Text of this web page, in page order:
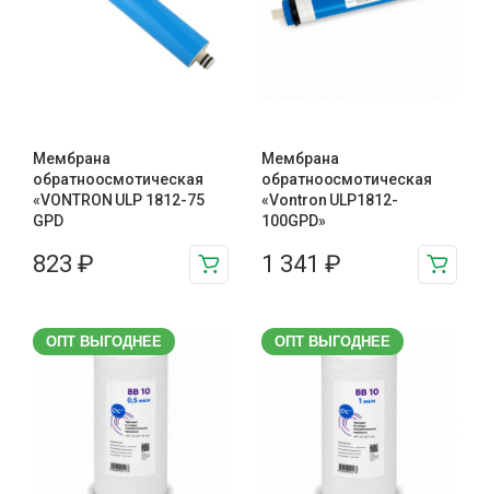
Мембрана
обратноосмотическая
«VONTRON ULP 1812-75
GPD
823 ₽
Мембрана
обратноосмотическая
«Vontron ULP1812-
100GPD»
1 341 ₽
ОПТ ВЫГОДНЕЕ ОПТ ВЫГОДНЕЕ